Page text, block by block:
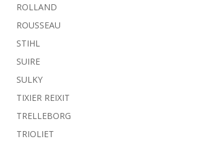
ROLLAND
ROUSSEAU
STIHL
SUIRE
SULKY
TIXIER REIXIT
TRELLEBORG
TRIOLIET